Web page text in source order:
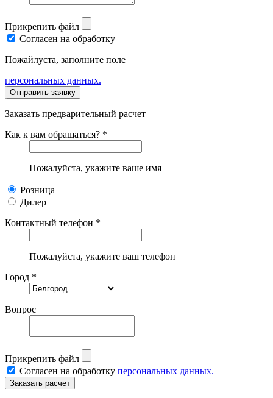
Прикрепить файл
Согласен на обработку
Пожайлуста, заполните поле
персональных данных.
Заказать предварительный расчет
Как к вам обращаться? *
Пожалуйста, укажите ваше имя
Розница
Дилер
Контактный телефон *
Пожалуйста, укажите ваш телефон
Город *
Вопрос
Прикрепить файл
Согласен на обработку персональных данных.